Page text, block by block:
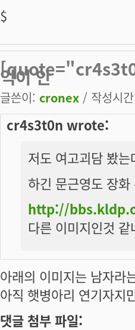
$
억이 안
글쓴이: cronex / 작성시
cr4s3t0n wrote:
저도 여고괴담 봤
하긴 문근영도 장
http://
다른 이미지인것
아래의 이미지는 남자라
아직 햇병아리 연기자지
댓글 첨부 파일: